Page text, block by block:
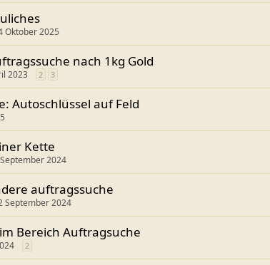
Oktober 2025
nach 1kg Gold
2023 2 3
Autoschlüssel auf Feld
Kette
2024
auftragssuche
September 2024
Bereich Auftragsuche
2